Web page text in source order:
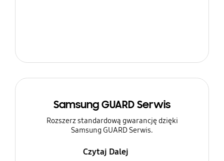
Samsung GUARD Serwis
Rozszerz standardową gwarancję dzięki
Samsung GUARD Serwis.
Czytaj Dalej